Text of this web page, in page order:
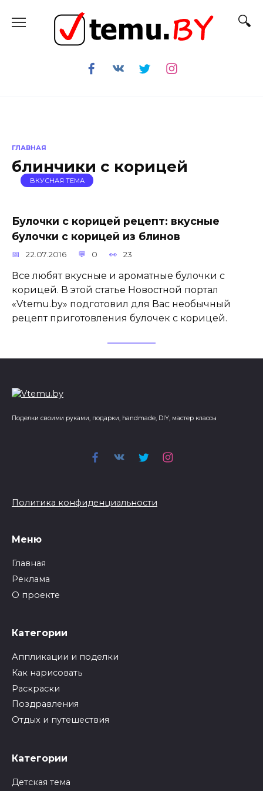
содержанию
ГЛАВНАЯ
блинчики с корицей
ВКУСНАЯ ТЕМА
Булочки с корицей рецепт: вкусные
булочки с корицей из блинов
22.07.2016 0 23
Все любят вкусные и ароматные булочки с
корицей. В этой статье Новостной портал
«Vtemu.by» подготовил для Вас необычный
рецепт приготовления булочек с корицей.
Поделки своими руками, подарки, handmade, DIY, мастер классы
Политика конфиденциальности
Меню
Главная
Реклама
О проекте
Категории
Аппликации и поделки
Как нарисовать
Раскраски
Поздравления
Отдых и путешествия
Категории
Детская тема